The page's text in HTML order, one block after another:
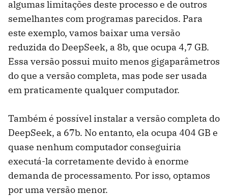
algumas limitações deste processo e de outros
semelhantes com programas parecidos. Para
este exemplo, vamos baixar uma versão
reduzida do DeepSeek, a 8b, que ocupa 4,7 GB.
Essa versão possui muito menos gigaparâmetros
do que a versão completa, mas pode ser usada
em praticamente qualquer computador.
Também é possível instalar a versão completa do
DeepSeek, a 67b. No entanto, ela ocupa 404 GB e
quase nenhum computador conseguiria
executá-la corretamente devido à enorme
demanda de processamento. Por isso, optamos
por uma versão menor.